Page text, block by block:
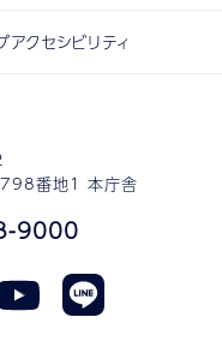
番地1 本庁舎
9000
アクセシビリティ